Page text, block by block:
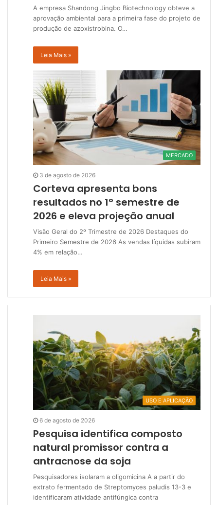
A empresa Shandong Jingbo Biotechnology obteve a
aprovação ambiental para a primeira fase do projeto de
produção de azoxistrobina. O…
Leia Mais »
MERCADO
3 de agosto de 2026
Corteva apresenta bons
resultados no 1º semestre de
2026 e eleva projeção anual
Visão Geral do 2º Trimestre de 2026 Destaques do
Primeiro Semestre de 2026 As vendas líquidas subiram
4% em relação…
Leia Mais »
USO E APLICAÇÃO
6 de agosto de 2026
Pesquisa identifica composto
natural promissor contra a
antracnose da soja
Pesquisadores isolaram a oligomicina A a partir do
extrato fermentado de Streptomyces paludis 13-3 e
identificaram atividade antifúngica contra